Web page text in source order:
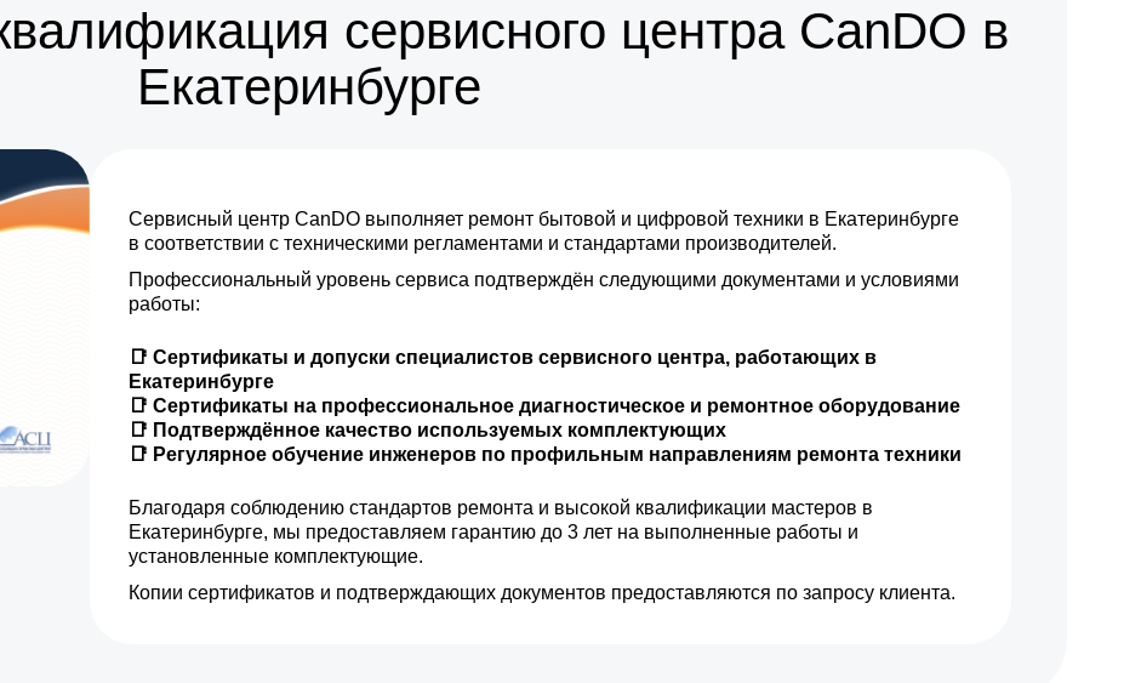
сервисного центра CanDO в
Екатеринбурге
Сервисный центр CanDO выполняет ремонт бытовой и цифровой техники в Екатеринбурге
в соответствии с техническими регламентами и стандартами производителей.
Профессиональный уровень сервиса подтверждён следующими документами и условиями
работы:
📑 Сертификаты и допуски специалистов сервисного центра, работающих в
Екатеринбурге
📑 Сертификаты на профессиональное диагностическое и ремонтное оборудование
📑 Подтверждённое качество используемых комплектующих
📑 Регулярное обучение инженеров по профильным направлениям ремонта техники
Благодаря соблюдению стандартов ремонта и высокой квалификации мастеров в
Екатеринбурге, мы предоставляем гарантию до 3 лет на выполненные работы и
установленные комплектующие.
Копии сертификатов и подтверждающих документов предоставляются по запросу клиента.